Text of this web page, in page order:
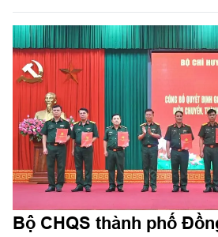
Bộ Quốc phòng, Chủ tịch Hội đồng
Bộ Quốc phòng chủ trì hội nghị. Hội
hình thức trực tiếp kết hợp với trực
trong toàn quân.
Bộ CHQS thành phố